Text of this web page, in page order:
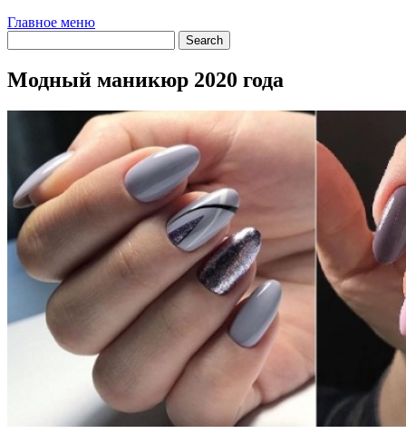
Главное меню
Модный маникюр 2020 года